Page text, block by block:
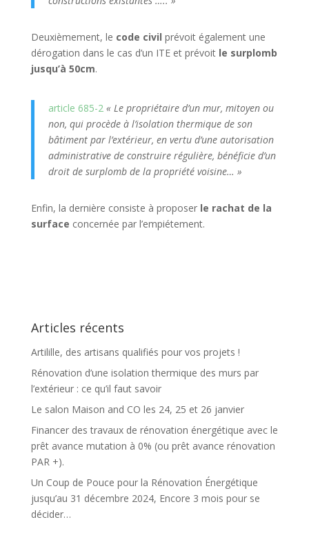
Deuxièmement, le code civil prévoit également une
dérogation dans le cas d’un ITE et prévoit le surplomb
jusqu’à 50cm.
article 685-2 « Le propriétaire d’un mur, mitoyen ou
non, qui procède à l’isolation thermique de son
bâtiment par l’extérieur, en vertu d’une autorisation
administrative de construire régulière, bénéficie d’un
droit de surplomb de la propriété voisine… »
Enfin, la dernière consiste à proposer le rachat de la
surface concernée par l’empiétement.
Articles récents
Artilille, des artisans qualifiés pour vos projets !
Rénovation d’une isolation thermique des murs par
l’extérieur : ce qu’il faut savoir
Le salon Maison and CO les 24, 25 et 26 janvier
Financer des travaux de rénovation énergétique avec le
prêt avance mutation à 0% (ou prêt avance rénovation
PAR +).
Un Coup de Pouce pour la Rénovation Énergétique
jusqu’au 31 décembre 2024, Encore 3 mois pour se
décider…